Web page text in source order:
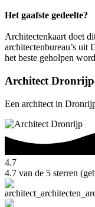
Het gaafste gedeelte?
Architectenkaart doet
architectenbureau’s uit
het beste geholpen
Architect Dronrijp
Een architect in
4.7
4.7 van de 5 sterren